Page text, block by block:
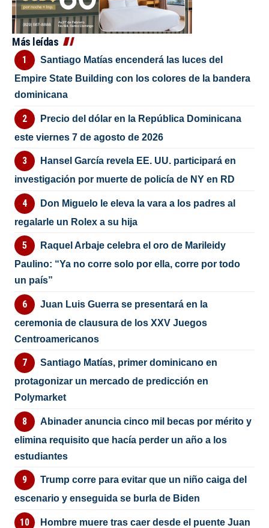
Más leídas
Santiago Matías encenderá las luces del
Empire State Building con los colores de la bandera
dominicana
Precio del dólar en la República Dominicana
este viernes 7 de agosto de 2026
Hansel García revela EE. UU. participará en
investigación por muerte de policía de NY en RD
Don Miguelo le eleva la vara a los padres al
regalarle un Rolex a su hija
Raquel Arbaje celebra el oro de Marileidy
Paulino: “Ya no corre solo por ella, corre por todo
un país”
Juan Luis Guerra se presentará en la
ceremonia de clausura de los XXV Juegos
Centroamericanos
Santiago Matías, primer dominicano en
protagonizar un mercado de predicción en
Polymarket
Abinader anuncia cinco mil becas por mérito y
elimina requisito que hacía perder un año a los
estudiantes
Trump corre para evitar que un niño caiga del
escenario y enseguida se burla de Biden
Hombre muere tras caer desde el puente Juan